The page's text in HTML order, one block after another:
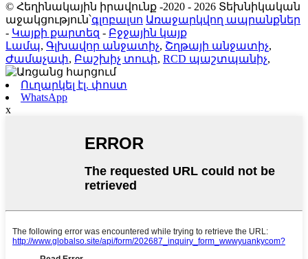
© Հեղինակային իրավունք -2020 - 2026 Տեխնիկական
աջակցություն՝գլոբալսո Առաջարկվող ապրանքներ
- Կայքի քարտեզ - Բջջային կայք
Լամպ, Գլխավոր անջատիչ, Շղթայի անջատիչ,
Ժամաչափ, Բաշխիչ տուփ, RCD պաշտպանիչ,
Ուղարկել էլ. փոստ
WhatsApp
x